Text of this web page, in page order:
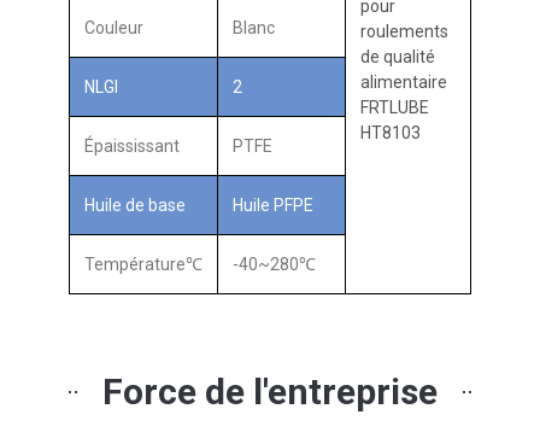
Couleur Blanc
NLGI 2
Épaississant PTFE
Huile de base Huile PFPE
Température℃ -40~280℃
Force de l'entreprise